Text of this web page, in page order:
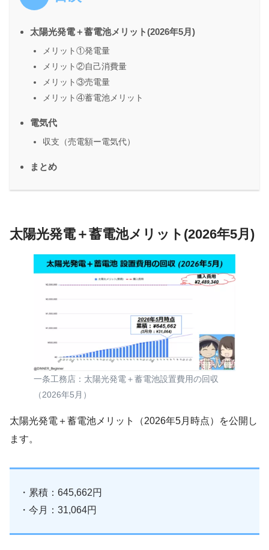
太陽光発電＋蓄電池メリット(2026年5月)
メリット①発電量
メリット②自己消費量
メリット③売電量
メリット④蓄電池メリット
電気代
収支（売電額ー電気代）
まとめ
太陽光発電＋蓄電池メリット(2026年5月)
一条工務店：太陽光発電＋蓄電池設置費用の回収
（2026年5月）
太陽光発電＋蓄電池メリット（2026年5月時点）を公開し
ます。
・累積：645,662円
・今月：31,064円